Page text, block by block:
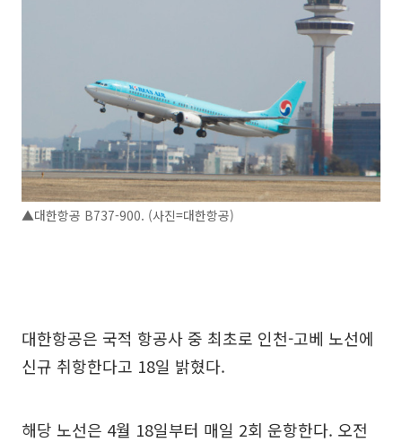
▲대한항공 B737-900. (사진=대한항공)
대한항공은 국적 항공사 중 최초로 인천-고베 노선에
신규 취항한다고 18일 밝혔다.
해당 노선은 4월 18일부터 매일 2회 운항한다. 오전